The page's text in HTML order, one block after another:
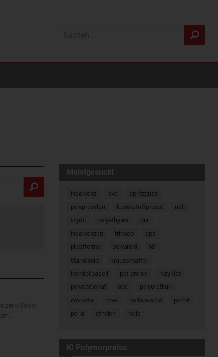
Sabic
Meistgesucht
insolvenz pvc
spritzguss
polypropylen
kunststoffpreise
mdi
styrol
polyethylen
pur
insolvenzen
trinseo
eps
plastforma
polyamid
tdi
titandioxid
kraussmaffei
lyondellbasell
pet-preise
rezyklat
polycarbonat
abs
polyurethan
covestro
dow bolta-werke
pe-hd
pe-ld
ethylen hella
KI Polymerpreise